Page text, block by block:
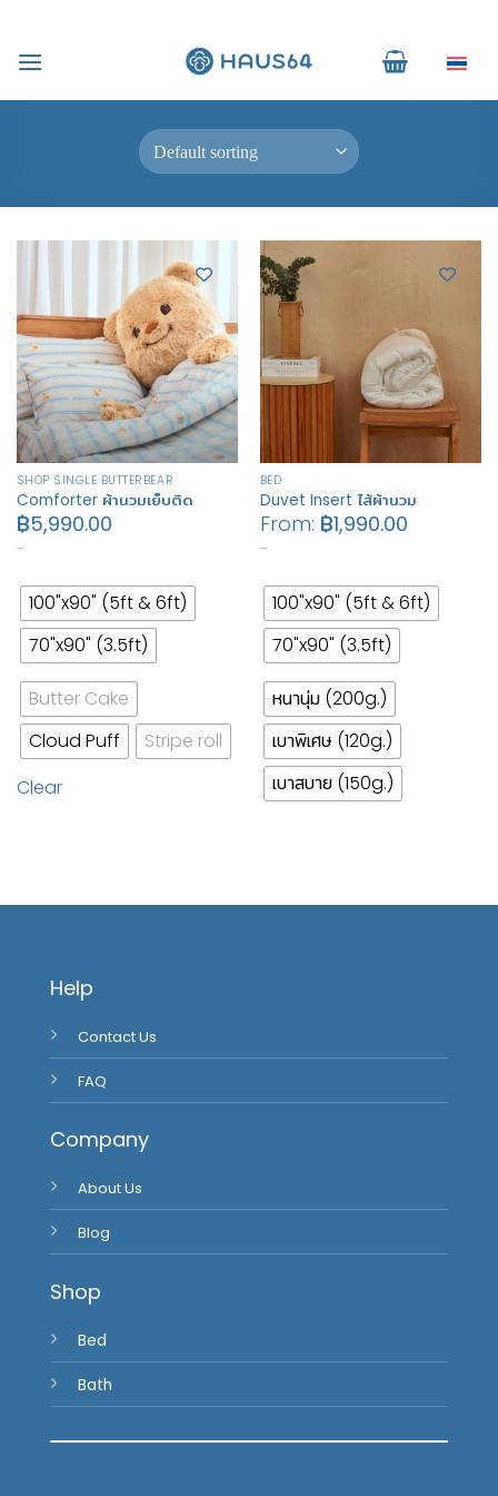
content
SHOP SINGLE BUTTERBEAR
Comforter ผ้านวมเย็บติด
฿5,990.00
…
100"x90" (5ft & 6ft)
70"x90" (3.5ft)
Butter Cake
Cloud Puff
Stripe roll
Clear
BED
Duvet Insert ไส้ผ้านวม
From: ฿1,990.00
…
100"x90" (5ft & 6ft)
70"x90" (3.5ft)
หนานุ่ม (200g.)
เบาพิเศษ (120g.)
เบาสบาย (150g.)
Help
Contact Us
FAQ
Company
About Us
Blog
Shop
Bed
Bath